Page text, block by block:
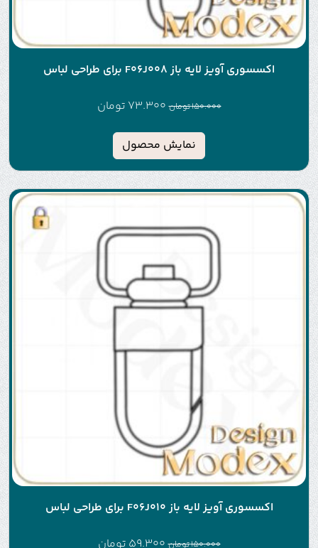
اکسسوری آویز لایه باز F06J008 برای طراحی لباس
150.000تومان 73.300 تومان
نمایش محصول
اکسسوری آویز لایه باز F06J010 برای طراحی لباس
150.000تومان 59.300 تومان